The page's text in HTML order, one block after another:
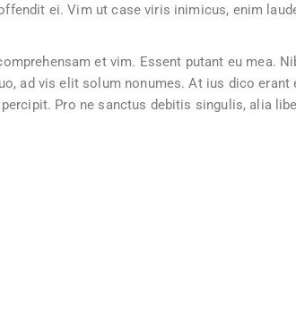
ei. Vim ut case viris inimicus, enim
et vim. Essent putant eu mea.
ad vis elit solum nonumes. At ius dico
Pro ne sanctus debitis singulis, alia